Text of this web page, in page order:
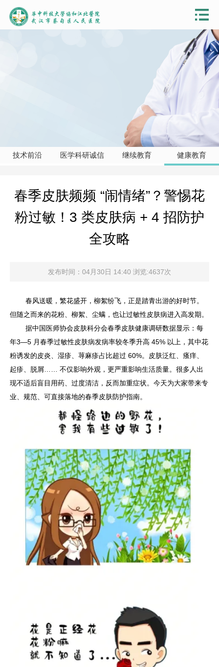
技术前沿 医学科研诚信 继续教育 健康教育
春季皮肤频频 “闹情绪”？警惕花
粉过敏！3 类皮肤病 + 4 招防护
全攻略
发布时间：04月30日 14:40 浏览:4637次
春风送暖，繁花盛开，柳絮纷飞，正是踏青出游的好时节。
但随之而来的花粉、柳絮、尘螨，也让过敏性皮肤病进入高发期。
据中国医师协会皮肤科分会春季皮肤健康调研数据显示：每
年3—5 月春季过敏性皮肤病发病率较冬季升高 45% 以上，其中花
粉诱发的皮炎、湿疹、荨麻疹占比超过 60%。皮肤泛红、瘙痒、
起疹、脱屑…… 不仅影响外观，更严重影响生活质量。很多人出
现不适后盲目用药、过度清洁，反而加重症状。今天为大家带来专
业、规范、可直接落地的春季皮肤防护指南。